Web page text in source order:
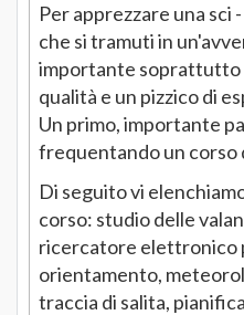
Per apprezzare una sci
che si tramuti in
importante soprattutto
qualità e un pizzico di
Un primo, importante
frequentando un corso
Di seguito vi
corso: studio delle
ricercatore elettronico
orientamento,
traccia di salita,